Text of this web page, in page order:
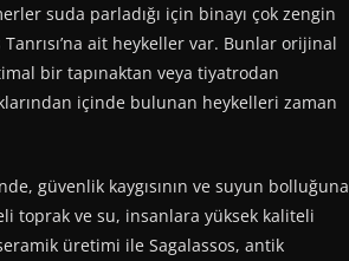
suda parladığı için binayı çok zengin
ait heykeller var. Bunlar orijinal
bir tapınaktan veya tiyatrodan
içinde bulunan heykelleri zaman
güvenlik kaygısının ve suyun bolluğuna
toprak ve su, insanlara yüksek kaliteli
üretimi ile Sagalassos, antik